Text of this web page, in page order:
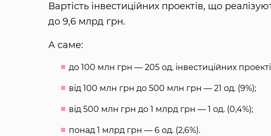
Вартість інвестиційних проектів, що
до 9,6 млрд грн.
А саме:
до 100 млн грн — 205 од. інвестиційних
від 100 млн грн до 500 млн грн — 21 од. (9%);
від 500 млн грн до 1 млрд грн — 1 од. (0,4%);
понад 1 млрд грн — 6 од. (2,6%).